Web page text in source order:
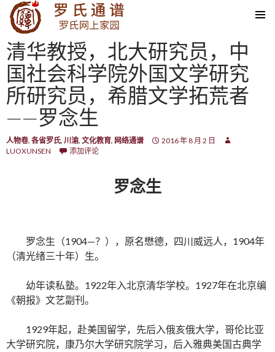
SKIP TO CONTENT
清华教授，北大研究员，中
国社会科学院外国文学研究
所研究员，希腊文学拓荒者
——罗念生
人物卷, 各省罗氏, 川渝, 文化教育, 网络通谱
2016 年 8 月 2 日
LUOXUNSEN
添加评论
罗念生
罗念生（1904—？），原名懋德，四川威远人，1904年
（清光绪三十年）生。
幼年读私塾。1922年入北京清华学校。1927年在北京编
《朝报》文艺副刊。
1929年起，赴美国留学，先后入俄亥俄大学，哥伦比亚
大学研究院，康乃尔大学研究院学习，后入雅典美国古典学